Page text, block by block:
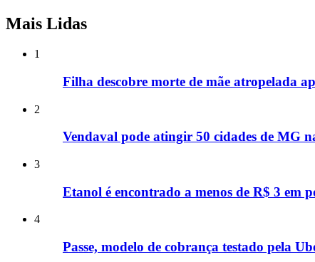
Mais Lidas
1
Filha descobre morte de mãe atropelada
2
Vendaval pode atingir 50 cidades de MG
3
Etanol é encontrado a menos de R$ 3 em
4
Passe, modelo de cobrança testado pela